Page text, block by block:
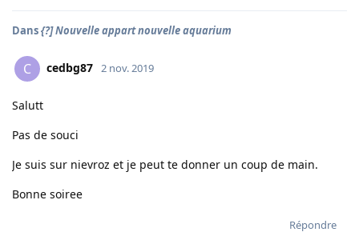
Dans{?] Nouvelle appart nouvelle aquarium
C cedbg87 2 nov. 2019
Salutt
Pas de souci
Je suis sur nievroz et je peut te donner un coup de main.
Bonne soiree
Répondre